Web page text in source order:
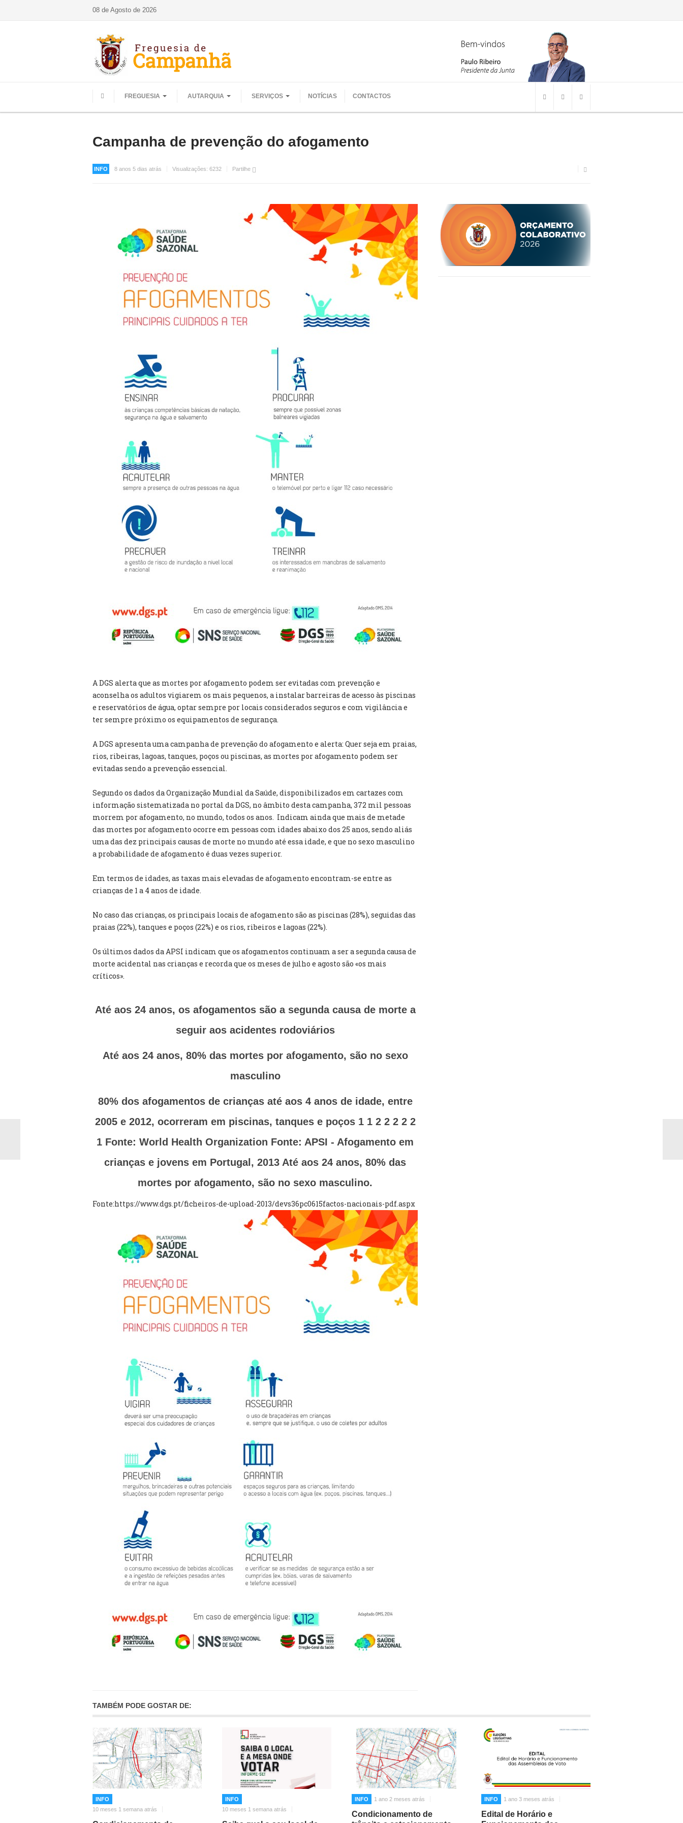
08 de Agosto de 2026
FREGUESIA AUTARQUIA SERVIÇOS NOTÍCIAS CONTACTOS
Campanha de prevenção do afogamento
INFO 8 anos 5 dias atrás Visualizações: 6232 Partilhe
A DGS alerta que as mortes por afogamento podem ser evitadas com prevenção e
aconselha os adultos vigiarem os mais pequenos, a instalar barreiras de acesso às piscinas
e reservatórios de água, optar sempre por locais considerados seguros e com vigilância e
ter sempre próximo os equipamentos de segurança.
A DGS apresenta uma campanha de prevenção do afogamento e alerta: Quer seja em praias,
rios, ribeiras, lagoas, tanques, poços ou piscinas, as mortes por afogamento podem ser
evitadas sendo a prevenção essencial.
Segundo os dados da Organização Mundial da Saúde, disponibilizados em cartazes com
informação sistematizada no portal da DGS, no âmbito desta campanha, 372 mil pessoas
morrem por afogamento, no mundo, todos os anos. Indicam ainda que mais de metade
das mortes por afogamento ocorre em pessoas com idades abaixo dos 25 anos, sendo aliás
uma das dez principais causas de morte no mundo até essa idade, e que no sexo masculino
a probabilidade de afogamento é duas vezes superior.
Em termos de idades, as taxas mais elevadas de afogamento encontram-se entre as
crianças de 1 a 4 anos de idade.
No caso das crianças, os principais locais de afogamento são as piscinas (28%), seguidas das
praias (22%), tanques e poços (22%) e os rios, ribeiros e lagoas (22%).
Os últimos dados da APSI indicam que os afogamentos continuam a ser a segunda causa de
morte acidental nas crianças e recorda que os meses de julho e agosto são «os mais
críticos».
Até aos 24 anos, os afogamentos são a segunda causa de morte a
seguir aos acidentes rodoviários
Até aos 24 anos, 80% das mortes por afogamento, são no sexo
masculino
80% dos afogamentos de crianças até aos 4 anos de idade, entre
2005 e 2012, ocorreram em piscinas, tanques e poços 1 1 2 2 2 2 2
1 Fonte: World Health Organization Fonte: APSI - Afogamento em
crianças e jovens em Portugal, 2013 Até aos 24 anos, 80% das
mortes por afogamento, são no sexo masculino.
Fonte:https://www.dgs.pt/ficheiros-de-upload-2013/devs36pc0615factos-nacionais-pdf.aspx
TAMBÉM PODE GOSTAR DE:
INFO
10 meses 1 semana atrás
INFO
10 meses 1 semana atrás
INFO 1 ano 2 meses atrás
Condicionamento de
INFO 1 ano 3 meses atrás
Edital de Horário e